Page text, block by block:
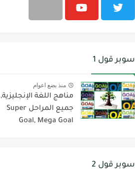
سوبر قول 1
منذ بضع اعوام
مناهج اللغة الإنجليزية,
جميع المراحل Super
Goal, Mega Goal
سوبر قول 2